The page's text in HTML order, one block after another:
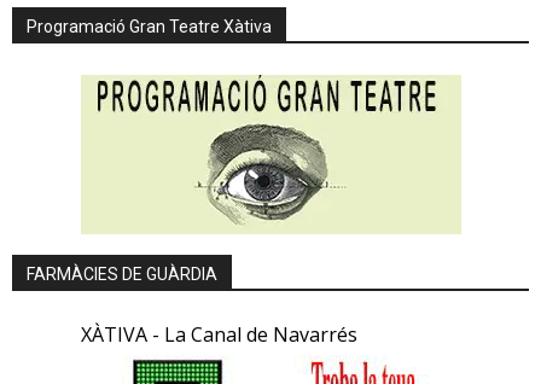
Programació Gran Teatre Xàtiva
FARMÀCIES DE GUÀRDIA
XÀTIVA - La Canal de Navarrés